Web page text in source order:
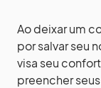
Ao deixar um
por salvar seu
visa seu
preencher